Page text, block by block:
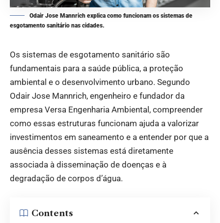
Odair Jose Mannrich explica como funcionam os sistemas de
esgotamento sanitário nas cidades.
Os sistemas de esgotamento sanitário são
fundamentais para a saúde pública, a proteção
ambiental e o desenvolvimento urbano. Segundo
Odair Jose Mannrich, engenheiro e fundador da
empresa Versa Engenharia Ambiental, compreender
como essas estruturas funcionam ajuda a valorizar
investimentos em saneamento e a entender por que a
ausência desses sistemas está diretamente
associada à disseminação de doenças e à
degradação de corpos d’água.
Contents